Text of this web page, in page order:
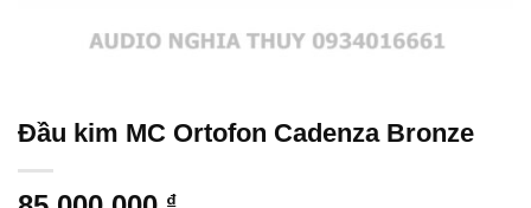
Đầu kim MC Ortofon Cadenza Bronze
₫